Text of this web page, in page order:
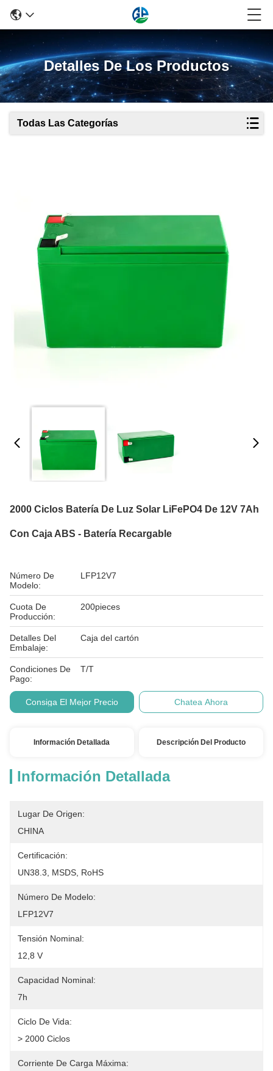
Detalles De Los Productos
Todas Las Categorías
2000 Ciclos Batería De Luz Solar LiFePO4 De 12V 7Ah
Con Caja ABS - Batería Recargable
Número De
Modelo:
LFP12V7
Cuota De
Producción:
200pieces
Detalles Del
Embalaje:
Caja del cartón
Condiciones De
Pago:
T/T
Consiga El Mejor Precio Chatea Ahora
Información Detallada Descripción Del Producto
Información Detallada
Lugar De Origen:
CHINA
Certificación:
UN38.3, MSDS, RoHS
Número De Modelo:
LFP12V7
Tensión Nominal:
12,8 V
Capacidad Nominal:
7h
Ciclo De Vida:
> 2000 Ciclos
Corriente De Carga Máxima: